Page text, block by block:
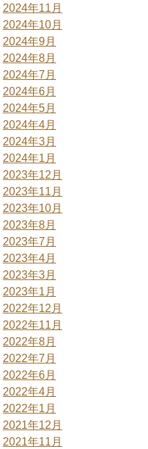
2024年11月
2024年10月
2024年9月
2024年8月
2024年7月
2024年6月
2024年5月
2024年4月
2024年3月
2024年1月
2023年12月
2023年11月
2023年10月
2023年8月
2023年7月
2023年4月
2023年3月
2023年1月
2022年12月
2022年11月
2022年8月
2022年7月
2022年6月
2022年4月
2022年1月
2021年12月
2021年11月